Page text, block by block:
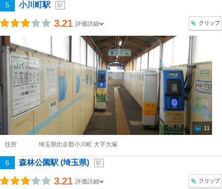
5 小川町駅 駅
3.21 評価詳細 クリップ
11
住所 埼玉県比企郡小川町 大字大塚
6 森林公園駅 (埼玉県) 駅
3.21 評価詳細 クリップ